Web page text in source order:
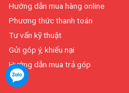
Hướng dẫn mua hàng online
Phương thức thanh toán
Tư vấn kỹ thuật
Gửi góp ý, khiếu nại
Hướng dẫn mua trả góp